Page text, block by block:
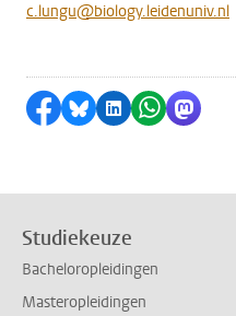
c.lungu@biology.leidenuniv.nl
Delen op Facebook
Delen via Bluesky
Delen opDelen via
Delen
Studiekeuze
Bacheloropleidingen
Masteropleidingen